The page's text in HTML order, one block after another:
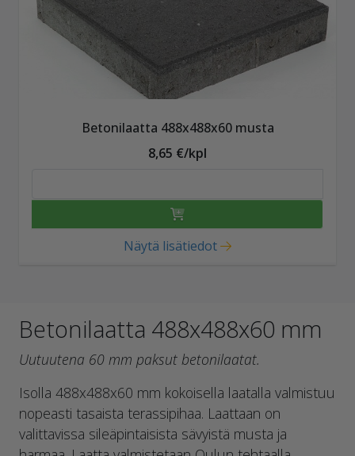
Betonilaatta 488x488x60 musta
8,65 €/kpl
Näytä lisätiedot
Betonilaatta 488x488x60 mm
Uutuutena 60 mm paksut betonilaatat.
Isolla 488x488x60 mm kokoisella laatalla valmistuu
nopeasti tasaista terassipihaa. Laattaan on
valittavissa sileäpintaisista sävyistä musta ja